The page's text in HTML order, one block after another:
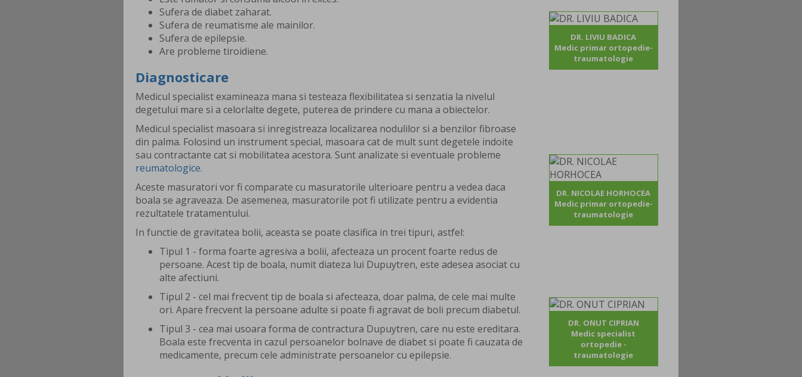
Sufera de diabet zaharat.
Sufera de reumatisme ale mainilor.
Sufera de epilepsie.
Are probleme tiroidiene.
Diagnosticare
Medicul specialist examineaza mana si testeaza flexibilitatea si senzatia la nivelul
degetului mare si a celorlalte degete, puterea de prindere cu mana a obiectelor.
Medicul specialist masoara si inregistreaza localizarea nodulilor si a benzilor fibroase
din palma. Folosind un instrument special, masoara cat de mult sunt degetele indoite
sau contractante cat si mobilitatea acestora. Sunt analizate si eventuale probleme
reumatologice.
Aceste masuratori vor fi comparate cu masuratorile ulterioare pentru a vedea daca
boala se agraveaza. De asemenea, masuratorile pot fi utilizate pentru a evidentia
rezultatele tratamentului.
In functie de gravitatea bolii, aceasta se poate clasifica in trei tipuri, astfel:
Tipul 1 - forma foarte agresiva a bolii, afecteaza un procent foarte redus de
persoane. Acest tip de boala, numit diateza lui Dupuytren, este adesea asociat cu
alte afectiuni.
Tipul 2 - cel mai frecvent tip de boala si afecteaza, doar palma, de cele mai multe
ori. Apare frecvent la persoane adulte si poate fi agravat de boli precum diabetul.
Tipul 3 - cea mai usoara forma de contractura Dupuytren, care nu este ereditara.
Boala este frecventa in cazul persoanelor bolnave de diabet si poate fi cauzata de
medicamente, precum cele administrate persoanelor cu epilepsie.
DR. LIVIU BADICA
Medic primar ortopedie-
traumatologie
DR. NICOLAE HORHOCEA
Medic primar ortopedie-
traumatologie
DR. ONUT CIPRIAN
Medic specialist
ortopedie -
traumatologie